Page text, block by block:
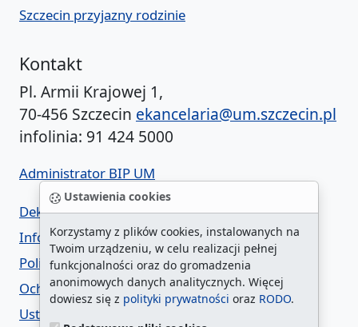
Ustawienia cookies
Korzystamy z plików cookies, instalowanych na
Twoim urządzeniu, w celu realizacji pełnej
funkcjonalności oraz do gromadzenia
anonimowych danych analitycznych. Więcej
dowiesz się z polityki prywatności oraz RODO.
Szczecin przyjazny rodzinie
Kontakt
Pl. Armii Krajowej 1,
70-456 Szczecin ekancelaria@um.szczecin.pl
infolinia: 91 424 5000
Administrator BIP UM
Deklaracja dostępności
Informacja o urzędzie w ETR
Polityka prywatności
Ochrona danych osobowych
Ustawienia cookies